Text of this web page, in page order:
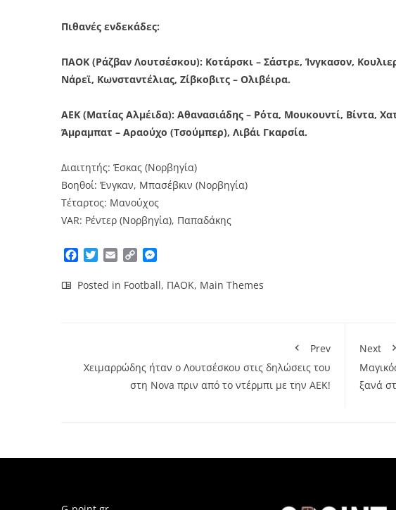
Πιθανές ενδεκάδες:
ΠΑΟΚ (Ράζβαν Λουτσέσκου): Κοτάρσκι – Σάστρε, Ίνγκασον,
Νάρεϊ, Κωνσταντέλιας, Ζίβκοβιτς – Ολιβέιρα.
ΑΕΚ (Ματίας Αλμέιδα): Αθανασιάδης – Ρότα, Μουκουντί, Βίντα,
Άμραμπατ – Αραούχο (Τσούμπερ), Λιβάι Γκαρσία.
Διαιτητής: Έσκας (Νορβηγία)
Βοηθοί: Ένγκαν, Μπασέβκιν (Νορβηγία)
Τέταρτος: Μανούχος
VAR: Ρέντερ (Νορβηγία), Παπαδάκης
Facebook
TwitterEmailCopy
Posted in Football, ΠΑΟΚ, Main Themes
Prev
Χειμαρρώδης ήταν ο Λουτσέσκου στις δηλώσεις του
στη Nova πριν από το ντέρμπι με την ΑΕΚ!
Next
ξανά